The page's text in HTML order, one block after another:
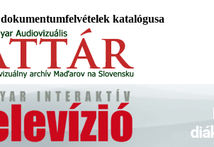
katalógusa